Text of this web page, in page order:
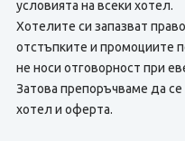
условията на всеки хотел.
Хотелите си запазват
отстъпките и промоциите
не носи отговорност при
Затова препоръчваме да
хотел и оферта.